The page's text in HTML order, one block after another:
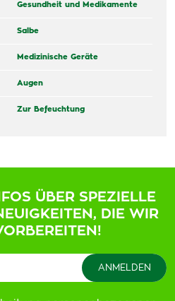
Gesundheit und Medikamente
Salbe
Medizinische Geräte
Augen
Zur Befeuchtung
ÜBER SPEZIELLE
DIE WIR